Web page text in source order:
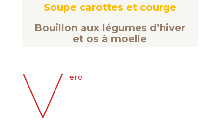
Soupe carottes et courge
Bouillon aux légumes d’hiver
et os à moelle
V ero